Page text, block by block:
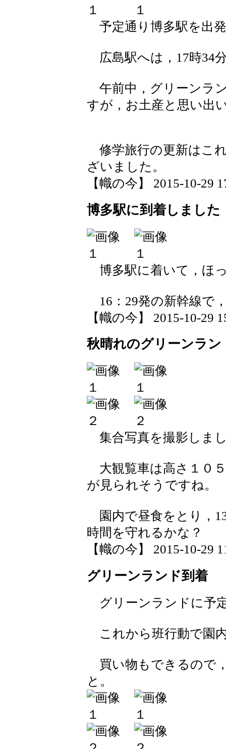
予定通り博多駅を出
広島駅へは，17時34
午前中，グリーンラ
すが，お土産と思い出
修学旅行の更新はこ
ざいました。
【幟の今】 2015-10-29
博多駅に到着しました
博多駅に着いて，ほ
16：29発の新幹線で
【幟の今】 2015-10-29
秋晴れのグリーンラン
集合写真を撮影しま
大観覧車は高さ１０
が見られそうですね。
園内で昼食をとり，
時間を守れるかな？
【幟の今】 2015-10-29
グリーンランド到着
グリーンランドに予
これから班行動で園
買い物もできるので
と。